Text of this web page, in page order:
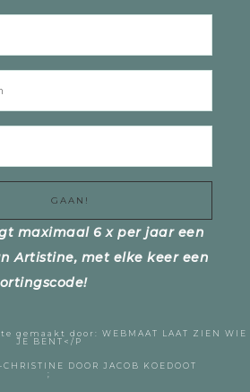
maximaal 6 x per jaar een
Artistine, met elke keer een
gemaakt door: WEBMAAT
LAAT ZIEN WIE
JE BENT</P
DOOR JACOB KOEDOOT
;